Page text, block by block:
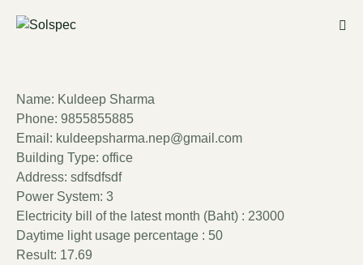
Name: Kuldeep Sharma
Phone: 9855855885
Email: kuldeepsharma.nep@gmail.com
Building Type: office
Address: sdfsdfsdf
Power System: 3
Electricity bill of the latest month (Baht) : 23000
Daytime light usage percentage : 50
Result: 17.69